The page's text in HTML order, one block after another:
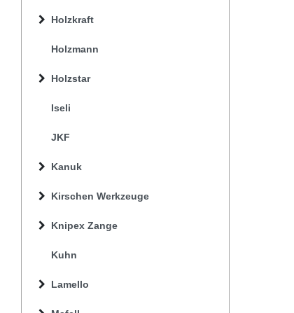
Holzkraft
Holzmann
Holzstar
Iseli
JKF
Kanuk
Kirschen Werkzeuge
Knipex Zange
Kuhn
Lamello